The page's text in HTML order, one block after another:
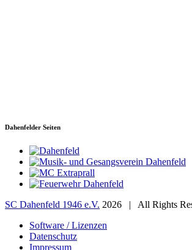
Dahenfelder Seiten
SC Dahenfeld 1946 e.V. 2026 | All Rights
Software / Lizenzen
Datenschutz
Impressum